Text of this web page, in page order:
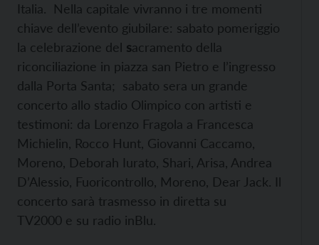
Italia. Nella capitale vivranno i tre momenti
chiave dell’evento giubilare: sabato pomeriggio
la celebrazione del sacramento della
riconciliazione in piazza san Pietro e l’ingresso
dalla Porta Santa; sabato sera un grande
concerto allo stadio Olimpico con artisti e
testimoni: da Lorenzo Fragola a Francesca
Michielin, Rocco Hunt, Giovanni Caccamo,
Moreno, Deborah Iurato, Shari, Arisa, Andrea
D’Alessio, Fuoricontrollo, Moreno, Dear Jack. Il
concerto sarà trasmesso in diretta su
TV2000 e su radio inBlu.